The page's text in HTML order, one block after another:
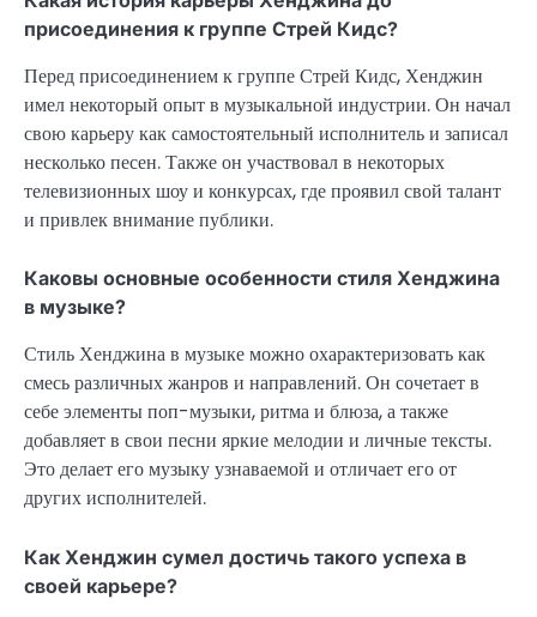
присоединения к группе Стрей Кидс?
Перед присоединением к группе Стрей Кидс, Хенджин
имел некоторый опыт в музыкальной индустрии. Он начал
свою карьеру как самостоятельный исполнитель и записал
несколько песен. Также он участвовал в некоторых
телевизионных шоу и конкурсах, где проявил свой талант
и привлек внимание публики.
Каковы основные особенности стиля Хенджина
в музыке?
Стиль Хенджина в музыке можно охарактеризовать как
смесь различных жанров и направлений. Он сочетает в
себе элементы поп-музыки, ритма и блюза, а также
добавляет в свои песни яркие мелодии и личные тексты.
Это делает его музыку узнаваемой и отличает его от
других исполнителей.
Как Хенджин сумел достичь такого успеха в
своей карьере?